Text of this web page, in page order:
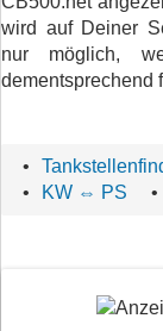
wird auf Deiner
nur möglich,
dementsprechend
•
•
KW ⇔ PS •